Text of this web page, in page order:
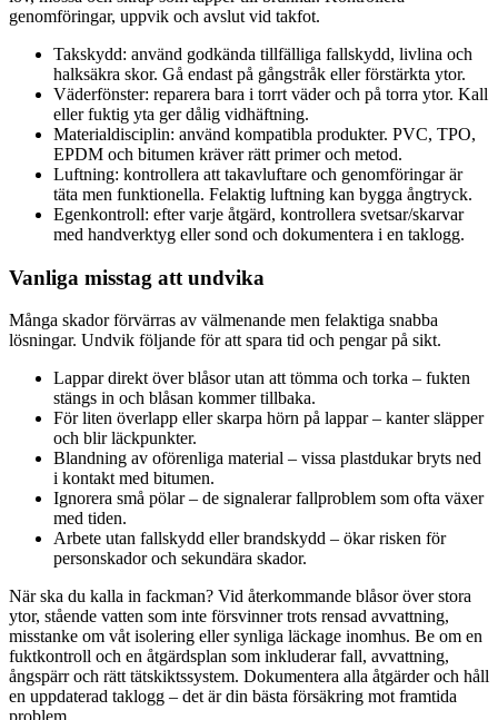
genomföringar, uppvik och avslut vid takfot.
Takskydd: använd godkända tillfälliga fallskydd, livlina och
halksäkra skor. Gå endast på gångstråk eller förstärkta ytor.
Väderfönster: reparera bara i torrt väder och på torra ytor. Kall
eller fuktig yta ger dålig vidhäftning.
Materialdisciplin: använd kompatibla produkter. PVC, TPO,
EPDM och bitumen kräver rätt primer och metod.
Luftning: kontrollera att takavluftare och genomföringar är
täta men funktionella. Felaktig luftning kan bygga ångtryck.
Egenkontroll: efter varje åtgärd, kontrollera svetsar/skarvar
med handverktyg eller sond och dokumentera i en taklogg.
Vanliga misstag att undvika
Många skador förvärras av välmenande men felaktiga snabba
lösningar. Undvik följande för att spara tid och pengar på sikt.
Lappar direkt över blåsor utan att tömma och torka – fukten
stängs in och blåsan kommer tillbaka.
För liten överlapp eller skarpa hörn på lappar – kanter släpper
och blir läckpunkter.
Blandning av oförenliga material – vissa plastdukar bryts ned
i kontakt med bitumen.
Ignorera små pölar – de signalerar fallproblem som ofta växer
med tiden.
Arbete utan fallskydd eller brandskydd – ökar risken för
personskador och sekundära skador.
När ska du kalla in fackman? Vid återkommande blåsor över stora
ytor, stående vatten som inte försvinner trots rensad avvattning,
misstanke om våt isolering eller synliga läckage inomhus. Be om en
fuktkontroll och en åtgärdsplan som inkluderar fall, avvattning,
ångspärr och rätt tätskiktssystem. Dokumentera alla åtgärder och håll
en uppdaterad taklogg – det är din bästa försäkring mot framtida